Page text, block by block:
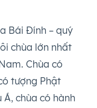
Bái Đính – quý
chùa lớn nhất
Chùa có
tượng Phật
chùa có hành